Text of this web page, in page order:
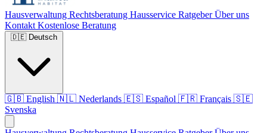
Hausverwaltung Rechtsberatung Hausservice RatgeberÜber uns
Kontakt Kostenlose Beratung
🇩🇪 Deutsch
🇬🇧 English 🇳🇱 Nederlands 🇪🇸 Español 🇫🇷 Français 🇸🇪
Svenska